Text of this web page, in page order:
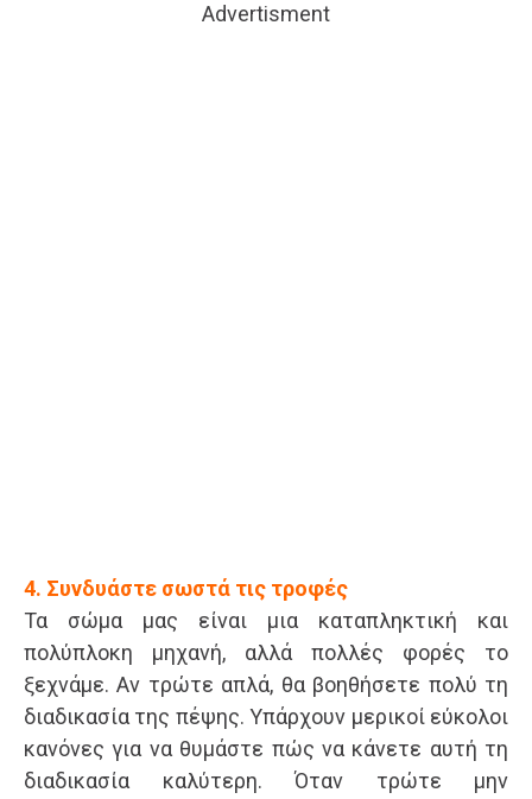
Advertisment
4. Συνδυάστε σωστά τις τροφές
Τα σώμα μας είναι μια καταπληκτική και
πολύπλοκη μηχανή, αλλά πολλές φορές το
ξεχνάμε. Αν τρώτε απλά, θα βοηθήσετε πολύ τη
διαδικασία της πέψης. Υπάρχουν μερικοί εύκολοι
κανόνες για να θυμάστε πώς να κάνετε αυτή τη
διαδικασία καλύτερη. Όταν τρώτε μην